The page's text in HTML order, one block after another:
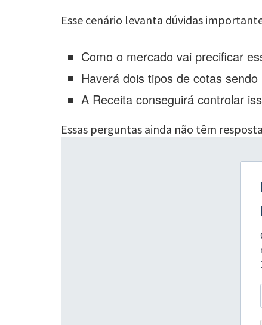
Esse cenário levanta dúvidas
Como o mercado vai precificar
Haverá dois tipos de cotas
A Receita conseguirá controlar
Essas perguntas ainda não têm